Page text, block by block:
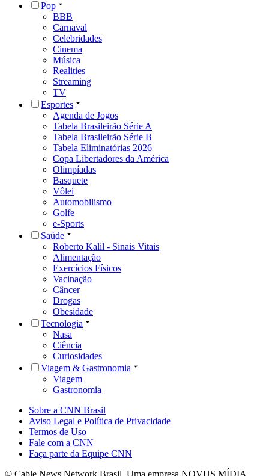
Pop
BBB
Carnaval
Celebridades
Cinema
Música
Realities
Streaming
TV
Esportes
Agenda de Jogos
Tabela Brasileirão Série A
Tabela Brasileirão Série B
Tabela Eliminatórias 2026
Copa Libertadores da América
Olimpíadas
Basquete
Vôlei
Automobilismo
Golfe
e-Sports
Saúde
Roberto Kalil - Sinais Vitais
Alimentação
Exercícios Físicos
Vacinação
Câncer
Drogas
Obesidade
Tecnologia
Nasa
Ciência
Curiosidades
Viagem & Gastronomia
Viagem
Gastronomia
Sobre a CNN Brasil
Aviso Legal e Política de Privacidade
Termos de Uso
Fale com a CNN
Faça parte da Equipe CNN